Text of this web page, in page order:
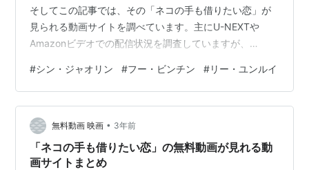
そしてこの記事では、その「ネコの手も借りたい恋」が
見られる動画サイトを調べています。主にU-NEXTや
Amazonビデオでの配信状況を調査していますが、
ざ登録するのはちょっと･･･』という方向けに、無料動画
サイトのリンクも載せています。動画があったとしても
違法アップロードされた動画ばかりだと思いますが、気
にしない人は無料動画サイトでも動画を探してみてくだ
さい。1.「ネコの手も借りたい恋」を無料サイトで探す無
料サイトで探す場合は以…
#シン・ジャオリン #フー・ビンチン #リー・ユンルイ
無料動画 映画 • 3年前
「ネコの手も借りたい恋」の無料動画が見れる動
画サイトまとめ